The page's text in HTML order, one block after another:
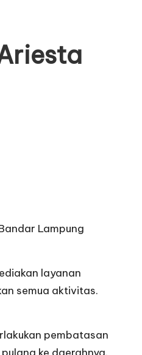
Lampung
layanan
semua aktivitas.
pembatasan